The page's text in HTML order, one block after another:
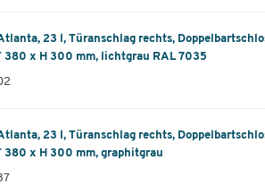
23 l, Türanschlag rechts,
380 x H 300 mm, lichtgrau RAL 7035
23 l, Türanschlag rechts,
380 x H 300 mm, graphitgrau